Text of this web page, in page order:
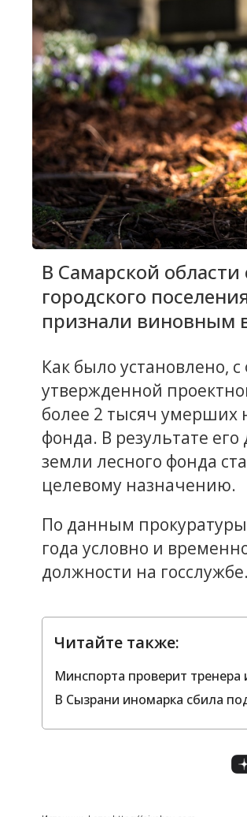
В Самарской
городского
признали виновным
Как было установлено,
утвержденной
более 2 тысяч умерших
фонда. В результате
земли лесного фонда
целевому назначению.
По данным
года условно и
должности на госслужбе.
Читайте также:
Минспорта проверит
В Сызрани иномарка сбила